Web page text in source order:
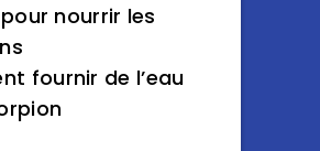
nourrir les
fournir de l’eau